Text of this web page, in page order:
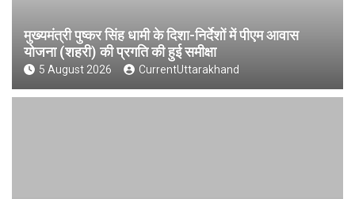
मुख्यमंत्री पुष्कर सिंह धामी के दिशा-निर्देशों में पीएम आवास
योजना (शहरी) की प्रगति की हुई समीक्षा
5 August 2026 CurrentUttarakhand